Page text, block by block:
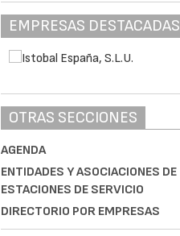
EMPRESAS DESTACADAS
OTRAS SECCIONES
AGENDA
ENTIDADES Y ASOCIACIONES DE
ESTACIONES DE SERVICIO
DIRECTORIO POR EMPRESAS